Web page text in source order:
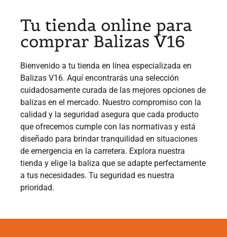
Tu tienda online para
comprar Balizas V16
Bienvenido a tu tienda en línea especializada en
Balizas V16. Aquí encontrarás una selección
cuidadosamente curada de las mejores opciones de
balizas en el mercado. Nuestro compromiso con la
calidad y la seguridad asegura que cada producto
que ofrecemos cumple con las normativas y está
diseñado para brindar tranquilidad en situaciones
de emergencia en la carretera. Explora nuestra
tienda y elige la baliza que se adapte perfectamente
a tus necesidades. Tu seguridad es nuestra
prioridad.